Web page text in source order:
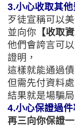
3.小心收取其他
歹徒宣稱可以
並向你 【收取
他們會誇言可
證明，
這樣就能通過債
但需先付資料
結果就是場騙局
4.小心保證過件
再三向你保證